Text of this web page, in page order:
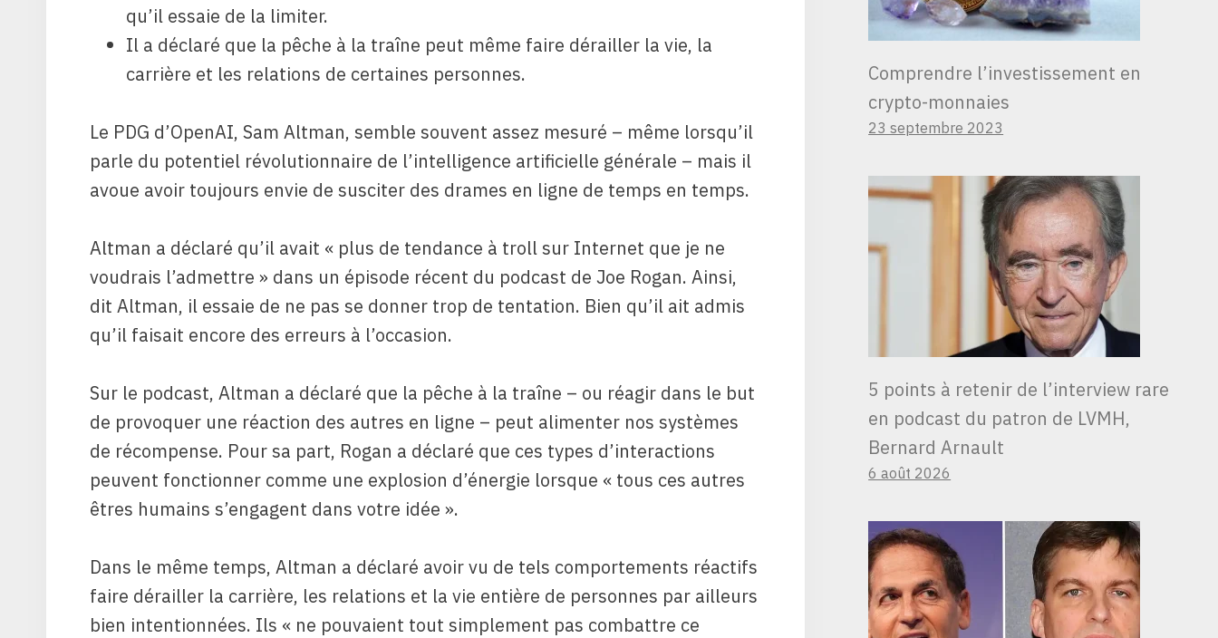
qu’il essaie de la limiter.
Il a déclaré que la pêche à la traîne peut même faire dérailler la vie, la
carrière et les relations de certaines personnes.
Le PDG d’OpenAI, Sam Altman, semble souvent assez mesuré – même lorsqu’il
parle du potentiel révolutionnaire de l’intelligence artificielle générale – mais il
avoue avoir toujours envie de susciter des drames en ligne de temps en temps.
Altman a déclaré qu’il avait « plus de tendance à troll sur Internet que je ne
voudrais l’admettre » dans un épisode récent du podcast de Joe Rogan. Ainsi,
dit Altman, il essaie de ne pas se donner trop de tentation. Bien qu’il ait admis
qu’il faisait encore des erreurs à l’occasion.
Sur le podcast, Altman a déclaré que la pêche à la traîne – ou réagir dans le but
de provoquer une réaction des autres en ligne – peut alimenter nos systèmes
de récompense. Pour sa part, Rogan a déclaré que ces types d’interactions
peuvent fonctionner comme une explosion d’énergie lorsque « tous ces autres
êtres humains s’engagent dans votre idée ».
Dans le même temps, Altman a déclaré avoir vu de tels comportements réactifs
faire dérailler la carrière, les relations et la vie entière de personnes par ailleurs
bien intentionnées. Ils « ne pouvaient tout simplement pas combattre ce
Comprendre l’investissement en
crypto-monnaies
23 septembre 2023
5 points à retenir de l’interview rare
en podcast du patron de LVMH,
Bernard Arnault
6 août 2026